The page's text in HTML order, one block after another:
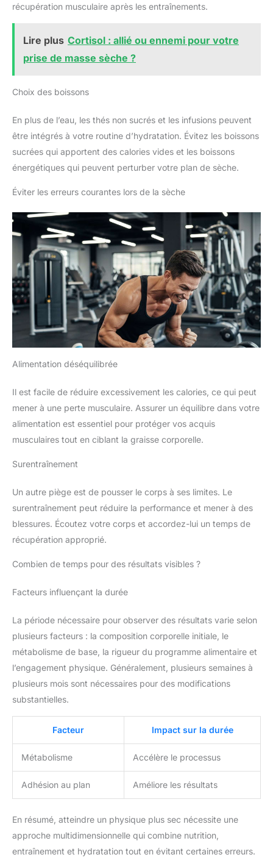
récupération musculaire après les entraînements.
Lire plus Cortisol : allié ou ennemi pour votre
prise de masse sèche ?
Choix des boissons
En plus de l’eau, les thés non sucrés et les infusions peuvent
être intégrés à votre routine d’hydratation. Évitez les boissons
sucrées qui apportent des calories vides et les boissons
énergétiques qui peuvent perturber votre plan de sèche.
Éviter les erreurs courantes lors de la sèche
Alimentation déséquilibrée
Il est facile de réduire excessivement les calories, ce qui peut
mener à une perte musculaire. Assurer un équilibre dans votre
alimentation est essentiel pour protéger vos acquis
musculaires tout en ciblant la graisse corporelle.
Surentraînement
Un autre piège est de pousser le corps à ses limites. Le
surentraînement peut réduire la performance et mener à des
blessures. Écoutez votre corps et accordez-lui un temps de
récupération approprié.
Combien de temps pour des résultats visibles ?
Facteurs influençant la durée
La période nécessaire pour observer des résultats varie selon
plusieurs facteurs : la composition corporelle initiale, le
métabolisme de base, la rigueur du programme alimentaire et
l’engagement physique. Généralement, plusieurs semaines à
plusieurs mois sont nécessaires pour des modifications
substantielles.
Facteur Impact sur la durée
Métabolisme Accélère le processus
Adhésion au plan Améliore les résultats
En résumé, atteindre un physique plus sec nécessite une
approche multidimensionnelle qui combine nutrition,
entraînement et hydratation tout en évitant certaines erreurs.